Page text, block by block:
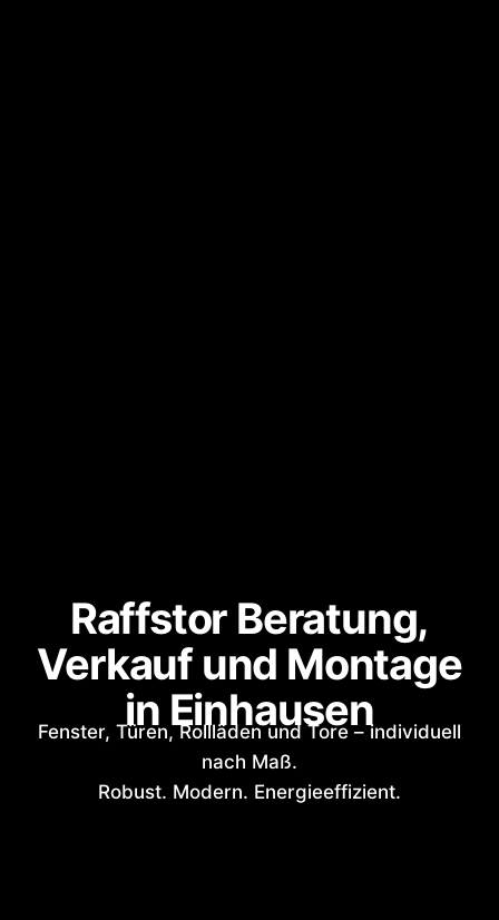
Raffstor Beratung,
Verkauf und Montage
in Einhausen
Fenster, Türen, Rollläden und Tore – individuell
nach Maß.
Robust. Modern. Energieeffizient.